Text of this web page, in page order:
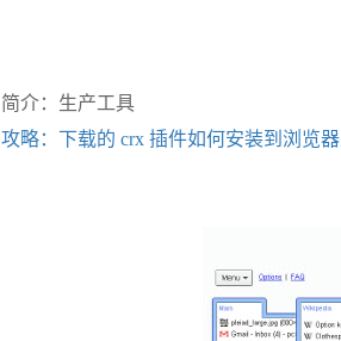
简介：生产工具
攻略：下载的 crx 插件如何安装到浏览